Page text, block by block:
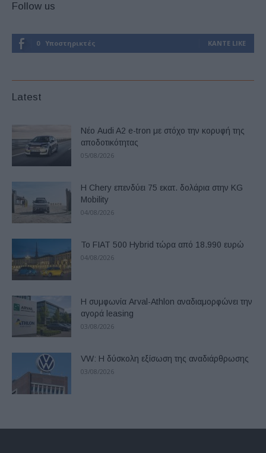
Follow us
0 Υποστηρικτές ΚΆΝΤΕ LIKE
Latest
Νέο Audi A2 e-tron με στόχο την κορυφή της
αποδοτικότητας
05/08/2026
Η Chery επενδύει 75 εκατ. δολάρια στην KG
Mobility
04/08/2026
Το FIAT 500 Hybrid τώρα από 18.990 ευρώ
04/08/2026
Η συμφωνία Arval-Athlon αναδιαμορφώνει την
αγορά leasing
03/08/2026
VW: Η δύσκολη εξίσωση της αναδιάρθρωσης
03/08/2026